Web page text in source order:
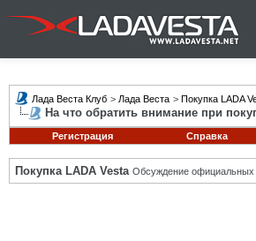
Лада Веста Клуб > Лада Веста > Покупка LADA
На что обратить внимание при
Регистрация Справка
Покупка LADA Vesta Обсуждение официальных